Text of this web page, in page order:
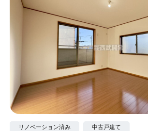
リノベーション済み 中古戸建て